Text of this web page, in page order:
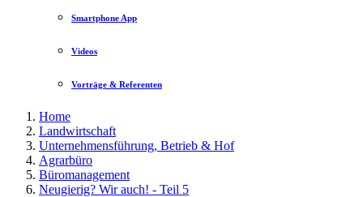
Smartphone App
Videos
Vorträge & Referenten
Home
Landwirtschaft
Unternehmensführung, Betrieb & Hof
Agrarbüro
Büromanagement
Neugierig? Wir auch! - Teil 5